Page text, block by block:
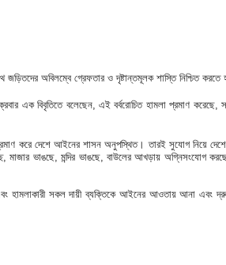
জড়িতদের অবিলম্বে গ্রেফতার ও দৃষ্টান্তমূলক শাস্তি নিশ্চিত করতে
এক বিবৃতিতে বলেছেন, এই বর্বরোচিত হামলা প্রমাণ করেছে,
করে দেশে আইনের শাসন অনুপস্থিত। তারই সুযোগ নিয়ে
মাজার ভাঙছে, মন্দির ভাঙছে, বাউলের আখড়ায়
হামলাকারী সকল দায়ী ব্যক্তিকে আইনের আওতায় আনা এবং